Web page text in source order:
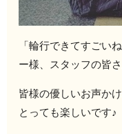
「輪行できてすごい
ー様、スタッフの皆
皆様の優しいお声か
とっても楽しいです♪